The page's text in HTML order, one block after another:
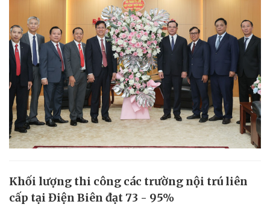
Khối lượng thi công các trường nội trú liên
cấp tại Điện Biên đạt 73 - 95%